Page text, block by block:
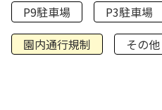
P9駐車場
P3駐車場
園内通行規制
その他